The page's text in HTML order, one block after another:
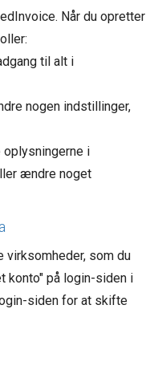
Når du opretter
til alt i
nogen indstillinger,
oplysningerne i
ændre noget
virksomheder, som du
konto" på login-siden i
siden for at skifte